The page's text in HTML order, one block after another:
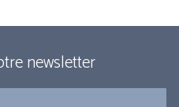
newsletter